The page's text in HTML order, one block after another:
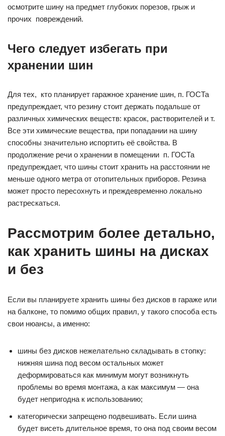
осмотрите шину на предмет глубоких порезов, грыж и
прочих повреждений.
Чего следует избегать при
хранении шин
Для тех, кто планирует гаражное хранение шин, п. ГОСТа
предупреждает, что резину стоит держать подальше от
различных химических веществ: красок, растворителей и т.
Все эти химические вещества, при попадании на шину
способны значительно испортить её свойства. В
продолжение речи о хранении в помещении п. ГОСТа
предупреждает, что шины стоит хранить на расстоянии не
меньше одного метра от отопительных приборов. Резина
может просто пересохнуть и преждевременно локально
растрескаться.
Рассмотрим более детально,
как хранить шины на дисках
и без
Если вы планируете хранить шины без дисков в гараже или
на балконе, то помимо общих правил, у такого способа есть
свои нюансы, а именно:
шины без дисков нежелательно складывать в стопку:
нижняя шина под весом остальных может
деформироваться как минимум могут возникнуть
проблемы во время монтажа, а как максимум — она
будет непригодна к использованию;
категорически запрещено подвешивать. Если шина
будет висеть длительное время, то она под своим весом